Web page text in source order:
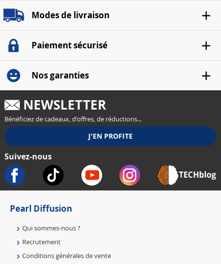
Modes de livraison
Paiement sécurisé
Nos garanties
NEWSLETTER
Bénéficiez de cadeaux, d'offres, de réductions...
Suivez-nous
Pearl Diffusion
Qui sommes-nous ?
Recrutement
Conditions générales de vente